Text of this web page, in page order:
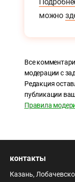
можно
Все
модерации с
Редакция
публикации
Правила
контакты
Казань,